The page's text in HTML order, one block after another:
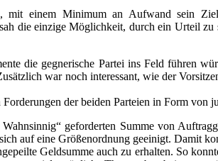
mit einem Minimum an Aufwand sein
die einzige Möglichkeit, durch ein Urteil zu
die gegnerische Partei ins Feld führen
war noch interessant, wie der
der beiden Parteien in Form von
geforderten Summe von
auf eine Größenordnung geeinigt. Damit
Geldsumme auch zu erhalten. So